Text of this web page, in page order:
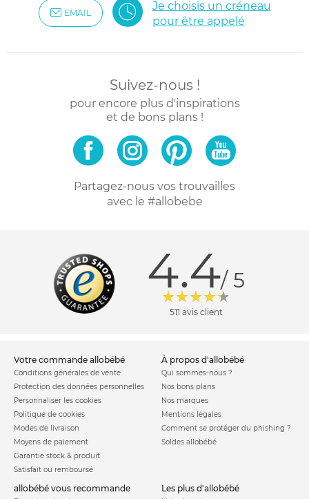
EMAIL
Je choisis un créneau
pour être appelé
Suivez-nous !
pour encore plus d'inspirations
et de bons plans !
Partagez-nous vos trouvailles
avec le #allobebe
4.4/ 5
511 avis client
votre commande allobébé
Conditions générales de vente
Protection des données personnelles
Personnaliser les cookies
Politique de cookies
Modes de livraison
Moyens de paiement
Garantie stock & produit
Satisfait ou remboursé
à propos d'allobébé
Qui sommes-nous ?
Nos bons plans
Nos marques
Mentions légales
Comment se protéger du phishing ?
Soldes allobébé
allobébé vous recommande les plus d'allobébé